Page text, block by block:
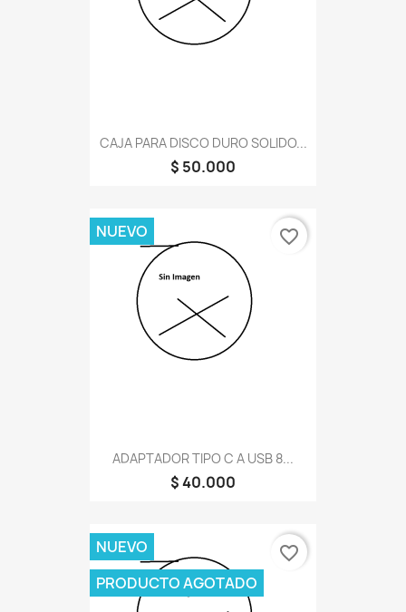
CAJA PARA DISCO DURO SOLIDO...
$ 50.000
ADAPTADOR TIPO C A USB 8...
$ 40.000
NUEVO favorite_border
NUEVO
PRODUCTO AGOTADO
favorite_border